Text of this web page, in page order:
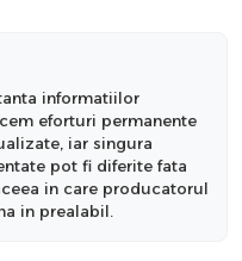
informatiilor
eforturi permanente
iar singura
pot fi diferite fata
in care producatorul
in prealabil.